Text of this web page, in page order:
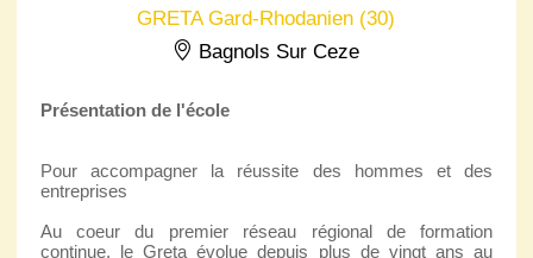
GRETA Gard-Rhodanien (30)
Bagnols Sur Ceze
Présentation de l'école
Pour accompagner la réussite des hommes et des
entreprises
Au coeur du premier réseau régional de formation
continue, le Greta évolue depuis plus de vingt ans au